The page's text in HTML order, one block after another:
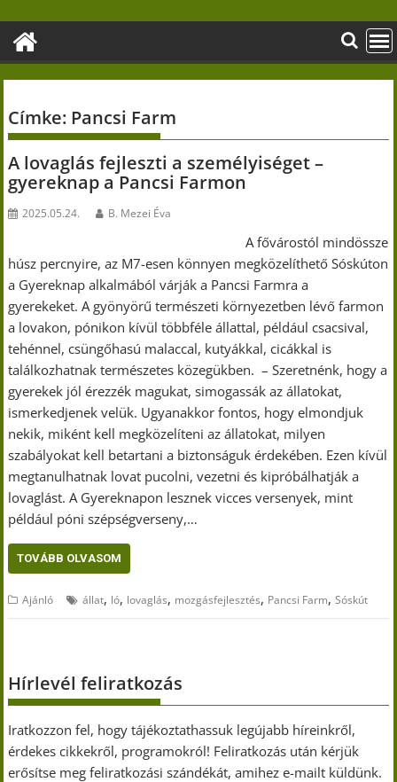
content
Címke: Pancsi Farm
A lovaglás fejleszti a személyiséget –
gyereknap a Pancsi Farmon
2025.05.24. B. Mezei Éva
A fővárostól mindössze
húsz percnyire, az M7-esen könnyen megközelíthető Sóskúton
a Gyereknap alkalmából várják a Pancsi Farmra a
gyerekeket. A gyönyörű természeti környezetben lévő farmon
a lovakon, pónikon kívül többféle állattal, például csacsival,
tehénnel, csüngőhasú malaccal, kutyákkal, cicákkal is
találkozhatnak természetes közegükben. – Szeretnénk, hogy a
gyerekek jól érezzék magukat, simogassák az állatokat,
ismerkedjenek velük. Ugyanakkor fontos, hogy elmondjuk
nekik, miként kell megközelíteni az állatokat, milyen
szabályokat kell betartani a biztonságuk érdekében. Ezen kívül
megtanulhatnak lovat pucolni, vezetni és kipróbálhatják a
lovaglást. A Gyereknapon lesznek vicces versenyek, mint
például póni szépségverseny,…
TOVÁBB OLVASOM
Ajánló állat, ló, lovaglás, mozgásfejlesztés, Pancsi Farm,Sóskút
Hírlevél feliratkozás
Iratkozzon fel, hogy tájékoztathassuk legújabb híreinkről,
érdekes cikkekről, programokról! Feliratkozás után kérjük
erősítse meg feliratkozási szándékát, amihez e-mailt küldünk.